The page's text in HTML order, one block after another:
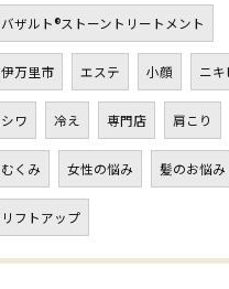
バザルト®ストーントリートメント
伊万里市 エステ 小顔 ニキ
シワ 冷え 専門店 肩こり
むくみ 女性の悩み 髪のお悩み
リフトアップ